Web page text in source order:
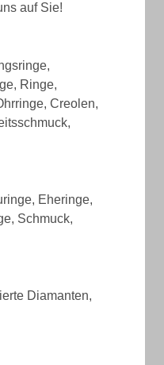
auf Sie!
Ringe,
Creolen,
Eheringe,
Schmuck,
Diamanten,